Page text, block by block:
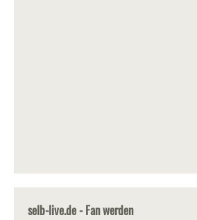
selb-live.de - Fan werden